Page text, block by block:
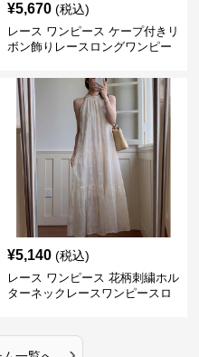
¥5,670 (税込)
レース ワンピース ケープ付きリ
ボン飾りレースロングワンピー
¥5,140 (税込)
レース ワンピース 花柄刺繍ホル
ターネックレースワンピースロ